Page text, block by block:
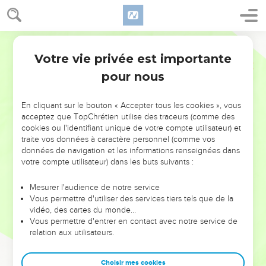
NE MANQUEZ PAS L’ÉVÉNEMENT
DE L’ANNÉE !
ET SI LEURS ERREURS POUVAIENT VOUS ÉVITER LES
VOTRES ?
leur foi ou leur vision. Mais on voit moins les doutes, les erreurs
et les saisons difficiles qu'ils ont traversés, alors même que ce
sont elles qui les ont façonnés.
Dans cette conférence, leaders, entrepreneurs, et responsables
clés pour avancer avec plus de sagesse afin que leurs erreurs
Votre vie privée est importante
pour nous
En cliquant sur le bouton « Accepter tous les cookies », vous
acceptez que TopChrétien utilise des traceurs (comme des
cookies ou l'identifiant unique de votre compte utilisateur) et
traite vos données à caractère personnel (comme vos
données de navigation et les informations renseignées dans
votre compte utilisateur) dans les buts suivants :
Mesurer l'audience de notre service
Vous permettre d'utiliser des services tiers tels que de la
vidéo, des cartes du monde…
Vous permettre d'entrer en contact avec notre service de
relation aux utilisateurs.
Choisir mes cookies